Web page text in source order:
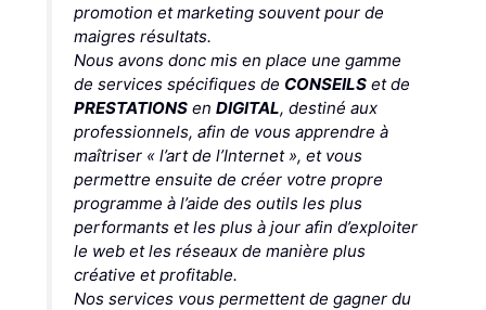
promotion et marketing souvent pour de
maigres résultats.
Nous avons donc mis en place une gamme
de services spécifiques de CONSEILSet de
PRESTATIONSen DIGITAL, destiné aux
professionnels, afin de vous apprendre à
maîtriser « l’art de l’Internet », et vous
permettre ensuite de créer votre propre
programme à l’aide des outils les plus
performants et les plus à jour afin d’exploiter
le web et les réseaux de manière plus
créative et profitable.
Nos services vous permettent de gagner du